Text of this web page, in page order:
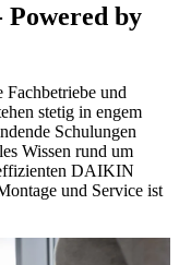
by
und
stetig in engem
Schulungen
Wissen rund um
DAIKIN
und Service ist